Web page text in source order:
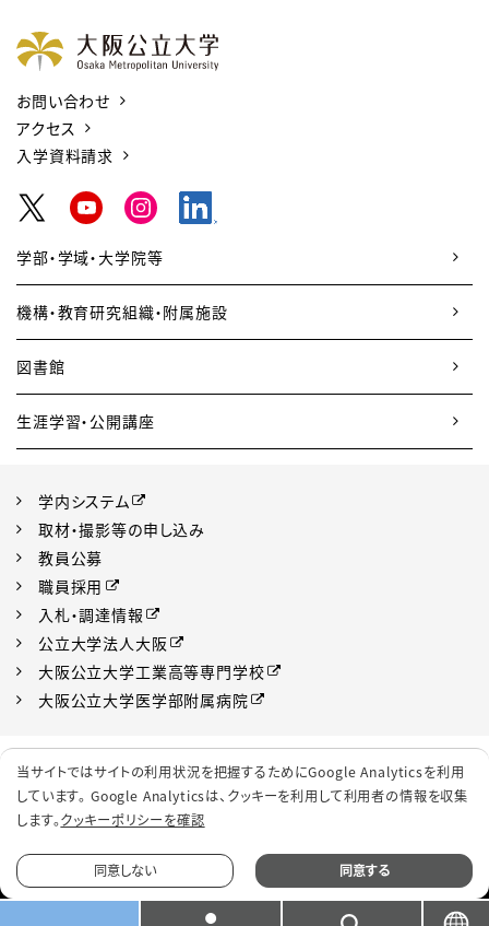
当サイトではサイトの利用状況を把握するためにGoogle Analyticsを利用
しています。 Google Analyticsは、 クッキーを利用して利用者の情報を収集
します。クッキーポリシーを確認
同意しない 同意する
お問い合わせ
アクセス
入学資料請求
学部・学域・大学院等
機構・教育研究組織・附属施設
図書館
生涯学習・公開講座
学内システム
取材・撮影等の申し込み
教員公募
職員採用
入札・調達情報
公立大学法人大阪
大阪公立大学工業高等専門学校
大阪公立大学医学部附属病院
プライバシーポリシー
サイトポリシー
ソーシャルメディアポリシー
クッキーポリシー
サイトマップ
© 2022 Osaka Metropolitan University.